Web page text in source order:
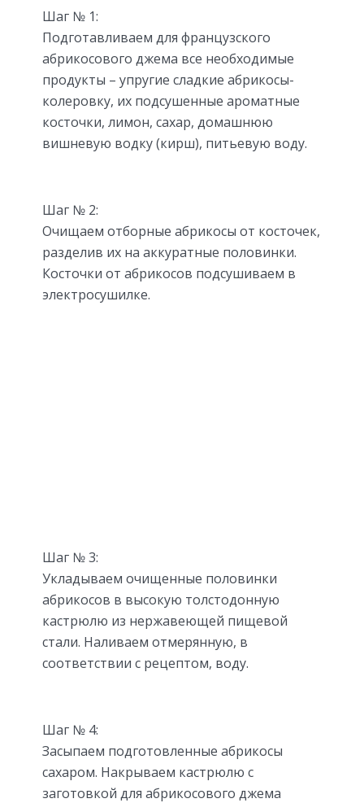
Шаг № 1:
Подготавливаем для французского
абрикосового джема все необходимые
продукты – упругие сладкие абрикосы-
колеровку, их подсушенные ароматные
косточки, лимон, сахар, домашнюю
вишневую водку (кирш), питьевую воду.
Шаг № 2:
Очищаем отборные абрикосы от косточек,
разделив их на аккуратные половинки.
Косточки от абрикосов подсушиваем в
электросушилке.
Шаг № 3:
Укладываем очищенные половинки
абрикосов в высокую толстодонную
кастрюлю из нержавеющей пищевой
стали. Наливаем отмерянную, в
соответствии с рецептом, воду.
Шаг № 4:
Засыпаем подготовленные абрикосы
сахаром. Накрываем кастрюлю с
заготовкой для абрикосового джема